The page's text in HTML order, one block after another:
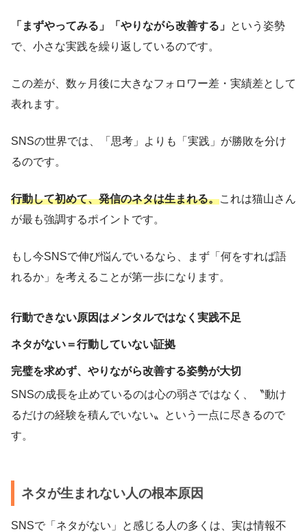
「まずやってみる」「やりながら改善する」 という姿勢
で、小さな実践を繰り返しているのです。
この差が、数ヶ月後に大きなフォロワー差・実績差として
表れます。
SNSの世界では、「思考」よりも「実践」が勝敗を分け
るのです。
行動して初めて、発信のネタは生まれる。これは猫山さん
が最も強調するポイントです。
もし今SNSで伸び悩んでいるなら、まず「何をすれば語
れるか」を考えることが第一歩になります。
行動できない原因はメンタルではなく実践不足
ネタがない＝行動していない証拠
完璧を求めず、やりながら改善する姿勢が大切
SNSの成長を止めているのは心の弱さではなく、〝動け
るだけの経験を積んでいない〟という一点に尽きるので
す。
ネタが生まれない人の根本原因
SNSで「ネタがない」と感じる人の多くは、実は情報不